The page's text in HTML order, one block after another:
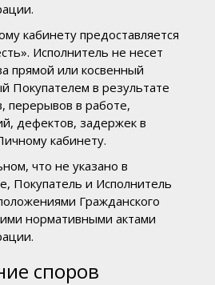
кабинету предоставляется
Исполнитель не несет
прямой или косвенный
Покупателем в результате
перерывов в работе,
дефектов, задержек в
кабинету.
что не указано в
Покупатель и Исполнитель
Гражданского
нормативными актами
споров